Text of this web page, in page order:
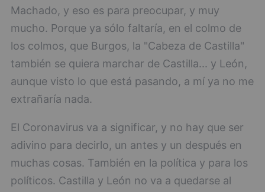
Machado, y eso es para preocupar, y muy
mucho. Porque ya sólo faltaría, en el colmo de
los colmos, que Burgos, la "Cabeza de Castilla"
también se quiera marchar de Castilla... y León,
aunque visto lo que está pasando, a mí ya no me
extrañaría nada.
El Coronavirus va a significar, y no hay que ser
adivino para decirlo, un antes y un después en
muchas cosas. También en la política y para los
políticos. Castilla y León no va a quedarse al